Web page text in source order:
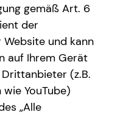
gemäß Art. 6
der
und kann
auf Ihrem Gerät
(z.B.
YouTube)
„Alle